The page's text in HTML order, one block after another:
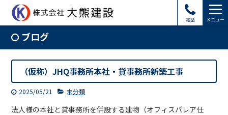
電話 メニュー
ブログ
（仮称）JHQ事務所本社・貸事務所新築工事
2025/05/21 未分類
法人様の本社と貸事務所を併設する建物（オフィスパレア仕